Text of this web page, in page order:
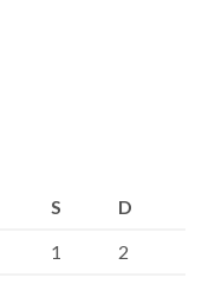
S
D
1
2